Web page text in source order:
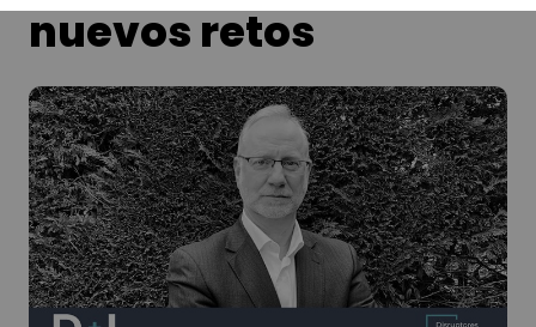
nuevos retos